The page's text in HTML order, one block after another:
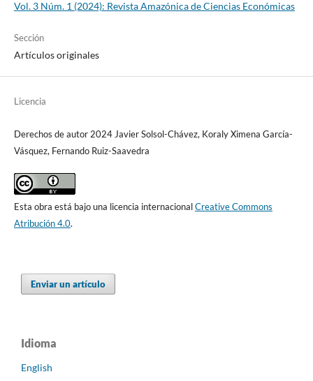
Vol. 3 Núm. 1 (2024): Revista Amazónica de Ciencias Económicas
Sección
Artículos originales
Licencia
Derechos de autor 2024 Javier Solsol-Chávez, Koraly Ximena García-
Vásquez, Fernando Ruiz-Saavedra
Esta obra está bajo una licencia internacionalCreative Commons
Atribución 4.0.
Enviar un artículo
Idioma
English